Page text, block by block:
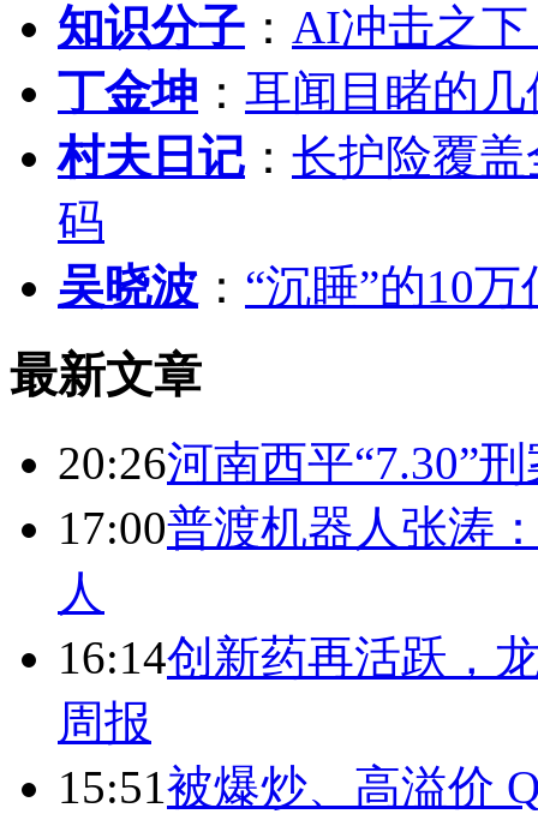
知识分子 ： AI冲击之
丁金坤 ： 耳闻目睹的
村夫日记 ： 长护险覆
码
吴晓波 ： “沉睡”的10
最新文章
20:26河南西平“7.30”
17:00普渡机器人张涛
人
16:14创新药再活跃，
周报
15:51被爆炒、高溢价